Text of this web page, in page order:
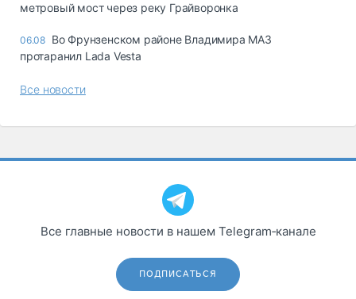
метровый мост через реку Грайворонка
06.08 Во Фрунзенском районе Владимира МАЗ
протаранил Lada Vesta
Все новости
Все главные новости в нашем Telegram‑канале
ПОДПИСАТЬСЯ